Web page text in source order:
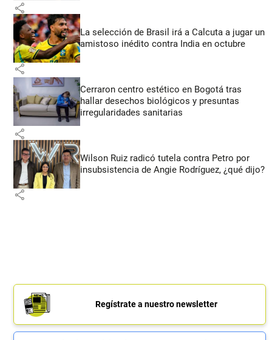
share
La selección de Brasil irá a Calcuta a jugar un
amistoso inédito contra India en octubre
share
Cerraron centro estético en Bogotá tras
hallar desechos biológicos y presuntas
irregularidades sanitarias
share
Wilson Ruiz radicó tutela contra Petro por
insubsistencia de Angie Rodríguez, ¿qué dijo?
share
Regístrate a nuestro newsletter